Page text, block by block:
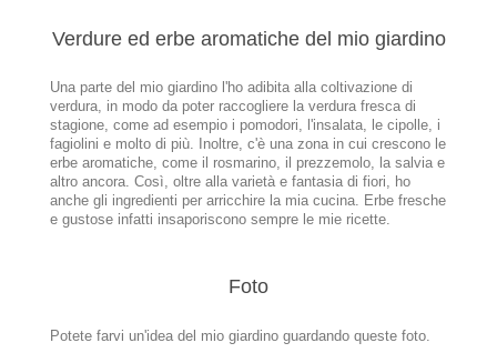
Verdure ed erbe aromatiche del mio giardino
Una parte del mio giardino l'ho adibita alla coltivazione di
verdura, in modo da poter raccogliere la verdura fresca di
stagione, come ad esempio i pomodori, l'insalata, le cipolle, i
fagiolini e molto di più. Inoltre, c'è una zona in cui crescono le
erbe aromatiche, come il rosmarino, il prezzemolo, la salvia e
altro ancora. Così, oltre alla varietà e fantasia di fiori, ho
anche gli ingredienti per arricchire la mia cucina. Erbe fresche
e gustose infatti insaporiscono sempre le mie ricette.
Foto
Potete farvi un'idea del mio giardino guardando queste foto.